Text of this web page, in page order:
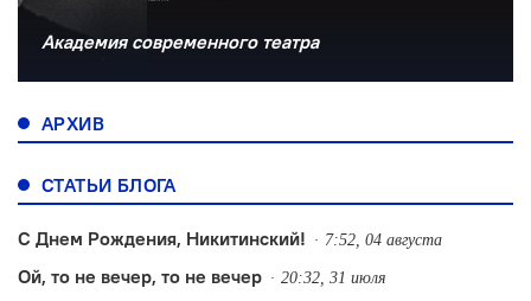
Академия современного театра
АРХИВ
СТАТЬИ БЛОГА
С Днем Рождения, Никитинский! 7:52, 04 августа
Ой, то не вечер, то не вечер 20:32, 31 июля